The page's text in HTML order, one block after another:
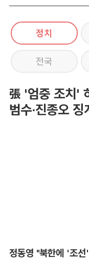
정치
전국
張 '엄중 조치'
범수·진종오 징
정동영 "북한에 '조